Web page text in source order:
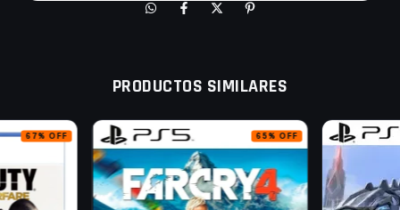
PRODUCTOS SIMILARES
67%OFF 65 %OFF